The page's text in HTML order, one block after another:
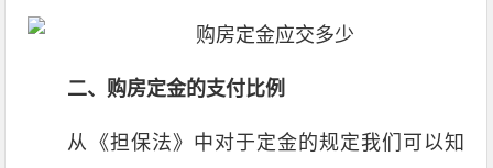
二、购房定金的支付比例
从《担保法》中对于定金的规定我们可以知